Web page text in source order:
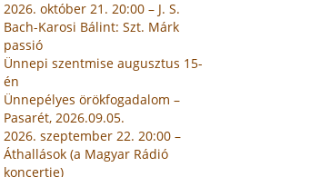
2026. október 21. 20:00 – J. S.
Bach-Karosi Bálint: Szt. Márk
passió
Ünnepi szentmise augusztus 15-
én
Ünnepélyes örökfogadalom –
Pasarét, 2026.09.05.
2026. szeptember 22. 20:00 –
Áthallások (a Magyar Rádió
koncertje)